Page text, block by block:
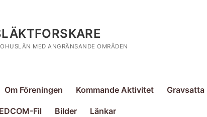
MED ANGRÄNSANDE OMRÅDEN
Om Föreningen Kommande Aktivitet
Fil Bilder Länkar